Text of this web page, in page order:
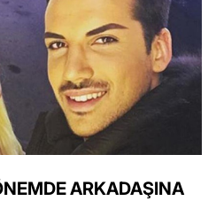
ARKADAŞINA